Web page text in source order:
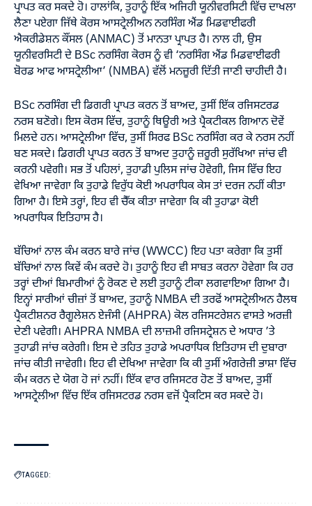
ਪ੍ਰਾਪਤ ਕਰ ਸਕਦੇ ਹੋ। ਹਾਲਾਂਕਿ, ਤੁਹਾਨੂੰ ਇੱਕ ਅਜਿਹੀ ਯੂਨੀਵਰਸਿਟੀ ਵਿੱਚ ਦਾਖਲਾ
ਲੈਣਾ ਪਏਗਾ ਜਿੱਥੇ ਕੋਰਸ ਆਸਟ੍ਰੇਲੀਅਨ ਨਰਸਿੰਗ ਐਂਡ ਮਿਡਵਾਈਫਰੀ
ਐਕਰੀਡੇਸ਼ਨ ਕੌਂਸਲ (ANMAC) ਤੋਂ ਮਾਨਤਾ ਪ੍ਰਾਪਤ ਹੈ। ਨਾਲ ਹੀ, ਉਸ
ਯੂਨੀਵਰਸਿਟੀ ਦੇ BSc ਨਰਸਿੰਗ ਕੋਰਸ ਨੂੰ ਵੀ ‘ਨਰਸਿੰਗ ਐਂਡ ਮਿਡਵਾਈਫਰੀ
ਬੋਰਡ ਆਫ ਆਸਟ੍ਰੇਲੀਆ’ (NMBA) ਵੱਲੋਂ ਮਨਜ਼ੂਰੀ ਦਿੱਤੀ ਜਾਣੀ ਚਾਹੀਦੀ ਹੈ।
BSc ਨਰਸਿੰਗ ਦੀ ਡਿਗਰੀ ਪ੍ਰਾਪਤ ਕਰਨ ਤੋਂ ਬਾਅਦ, ਤੁਸੀਂ ਇੱਕ ਰਜਿਸਟਰਡ
ਨਰਸ ਬਣੋਗੇ। ਇਸ ਕੋਰਸ ਵਿੱਚ, ਤੁਹਾਨੂੰ ਥਿਊਰੀ ਅਤੇ ਪ੍ਰੈਕਟੀਕਲ ਗਿਆਨ ਦੋਵੇਂ
ਮਿਲਦੇ ਹਨ। ਆਸਟ੍ਰੇਲੀਆ ਵਿੱਚ, ਤੁਸੀਂ ਸਿਰਫ BSc ਨਰਸਿੰਗ ਕਰ ਕੇ ਨਰਸ ਨਹੀਂ
ਬਣ ਸਕਦੇ। ਡਿਗਰੀ ਪ੍ਰਾਪਤ ਕਰਨ ਤੋਂ ਬਾਅਦ ਤੁਹਾਨੂੰ ਜ਼ਰੂਰੀ ਸੁਰੱਖਿਆ ਜਾਂਚ ਵੀ
ਕਰਨੀ ਪਵੇਗੀ। ਸਭ ਤੋਂ ਪਹਿਲਾਂ, ਤੁਹਾਡੀ ਪੁਲਿਸ ਜਾਂਚ ਹੋਵੇਗੀ, ਜਿਸ ਵਿੱਚ ਇਹ
ਵੇਖਿਆ ਜਾਵੇਗਾ ਕਿ ਤੁਹਾਡੇ ਵਿਰੁੱਧ ਕੋਈ ਅਪਰਾਧਿਕ ਕੇਸ ਤਾਂ ਦਰਜ ਨਹੀਂ ਕੀਤਾ
ਗਿਆ ਹੈ। ਇਸੇ ਤਰ੍ਹਾਂ, ਇਹ ਵੀ ਚੈੱਕ ਕੀਤਾ ਜਾਵੇਗਾ ਕਿ ਕੀ ਤੁਹਾਡਾ ਕੋਈ
ਅਪਰਾਧਿਕ ਇਤਿਹਾਸ ਹੈ।
ਬੱਚਿਆਂ ਨਾਲ ਕੰਮ ਕਰਨ ਬਾਰੇ ਜਾਂਚ (WWCC) ਇਹ ਪਤਾ ਕਰੇਗਾ ਕਿ ਤੁਸੀਂ
ਬੱਚਿਆਂ ਨਾਲ ਕਿਵੇਂ ਕੰਮ ਕਰਦੇ ਹੋ। ਤੁਹਾਨੂੰ ਇਹ ਵੀ ਸਾਬਤ ਕਰਨਾ ਹੋਵੇਗਾ ਕਿ ਹਰ
ਤਰ੍ਹਾਂ ਦੀਆਂ ਬਿਮਾਰੀਆਂ ਨੂੰ ਰੋਕਣ ਦੇ ਲਈ ਤੁਹਾਨੂੰ ਟੀਕਾ ਲਗਵਾਇਆ ਗਿਆ ਹੈ।
ਇਨ੍ਹਾਂ ਸਾਰੀਆਂ ਚੀਜ਼ਾਂ ਤੋਂ ਬਾਅਦ, ਤੁਹਾਨੂੰ NMBA ਦੀ ਤਰਫੋਂ ਆਸਟ੍ਰੇਲੀਅਨ ਹੈਲਥ
ਪ੍ਰੈਕਟੀਸ਼ਨਰ ਰੈਗੂਲੇਸ਼ਨ ਏਜੰਸੀ (AHPRA) ਕੋਲ ਰਜਿਸਟਰੇਸ਼ਨ ਵਾਸਤੇ ਅਰਜ਼ੀ
ਦੇਣੀ ਪਵੇਗੀ। AHPRA NMBA ਦੀ ਲਾਜ਼ਮੀ ਰਜਿਸਟ੍ਰੇਸ਼ਨ ਦੇ ਅਧਾਰ ’ਤੇ
ਤੁਹਾਡੀ ਜਾਂਚ ਕਰੇਗੀ। ਇਸ ਦੇ ਤਹਿਤ ਤੁਹਾਡੇ ਅਪਰਾਧਿਕ ਇਤਿਹਾਸ ਦੀ ਦੁਬਾਰਾ
ਜਾਂਚ ਕੀਤੀ ਜਾਵੇਗੀ। ਇਹ ਵੀ ਦੇਖਿਆ ਜਾਵੇਗਾ ਕਿ ਕੀ ਤੁਸੀਂ ਅੰਗਰੇਜ਼ੀ ਭਾਸ਼ਾ ਵਿੱਚ
ਕੰਮ ਕਰਨ ਦੇ ਯੋਗ ਹੋ ਜਾਂ ਨਹੀਂ। ਇੱਕ ਵਾਰ ਰਜਿਸਟਰ ਹੋਣ ਤੋਂ ਬਾਅਦ, ਤੁਸੀਂ
ਆਸਟ੍ਰੇਲੀਆ ਵਿੱਚ ਇੱਕ ਰਜਿਸਟਰਡ ਨਰਸ ਵਜੋਂ ਪ੍ਰੈਕਟਿਸ ਕਰ ਸਕਦੇ ਹੋ।
TAGGED: